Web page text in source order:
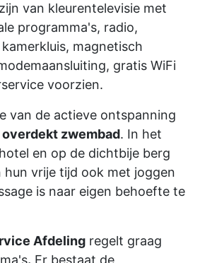
van kleurentelevisie met
programma's, radio,
magnetisch
gratis WiFi
voorzien.
van de actieve ontspanning
overdekt zwembad. In het
en op de dichtbije berg
hun vrije tijd ook met joggen
is naar eigen behoefte te
Afdeling regelt graag
. Er bestaat de